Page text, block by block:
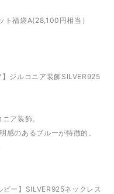
ト福袋A(28,100円相当）
ジルコニア装飾SILVER925
ア装飾。
感のあるブルーが特徴的。
ー】SILVER925ネックレス